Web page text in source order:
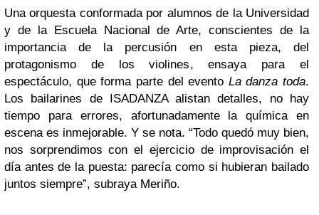
Una orquesta conformada por alumnos de la Universidad
y de la Escuela Nacional de Arte, conscientes de la
importancia de la percusión en esta pieza, del
protagonismo de los violines, ensaya para el
espectáculo, que forma parte del evento La danza toda.
Los bailarines de ISADANZA alistan detalles, no hay
tiempo para errores, afortunadamente la química en
escena es inmejorable. Y se nota. “Todo quedó muy bien,
nos sorprendimos con el ejercicio de improvisación el
día antes de la puesta: parecía como si hubieran bailado
juntos siempre”, subraya Meriño.